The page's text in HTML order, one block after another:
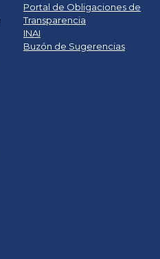
Portal de Obligaciones de
Transparencia
INAI
Buzón de Sugerencias